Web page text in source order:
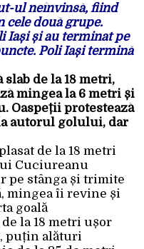
ul neînvinsă, fiind
cele două grupe.
Iași și au terminat pe
Poli Iași termină
slab de la 18 metri,
mingea la 6 metri și
Oaspeții protestează
autorul golului, dar
de la 18 metri
Cuciureanu
pe stânga și trimite
mingea îi revine și
goală
la 18 metri ușor
puțin alături